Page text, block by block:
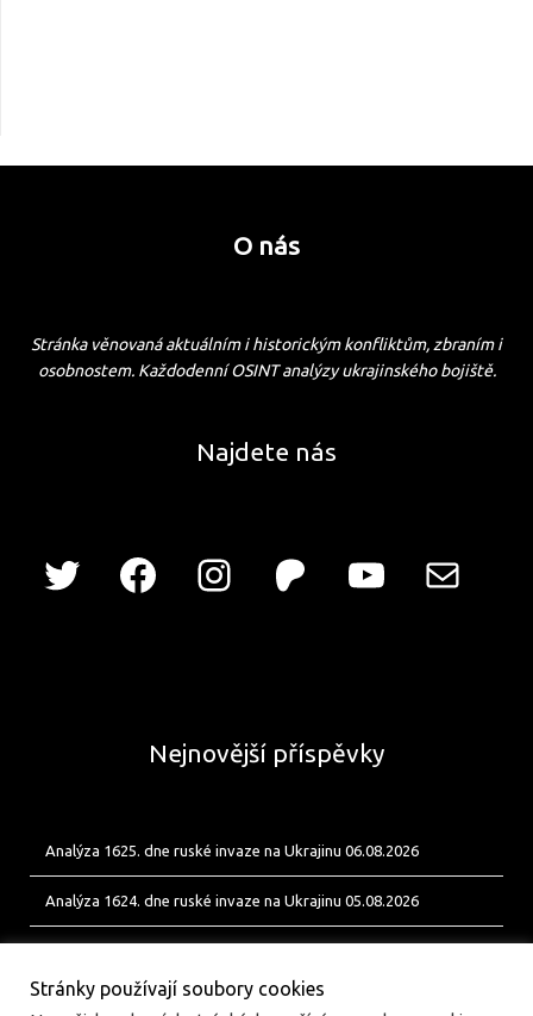
O nás
Stránka věnovaná aktuálním i historickým konfliktům, zbraním i
osobnostem. Každodenní OSINT analýzy ukrajinského bojiště.
Najdete nás
Nejnovější příspěvky
Analýza 1625. dne ruské invaze na Ukrajinu 06.08.2026
Analýza 1624. dne ruské invaze na Ukrajinu 05.08.2026
Stránky používají soubory cookies